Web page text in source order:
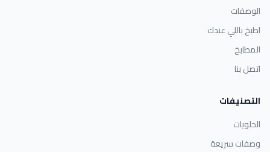
الوصفات
اطبخ باللي عندك
المطابخ
اتصل بنا
التصنيفات
الحلويات
وصفات سريعة